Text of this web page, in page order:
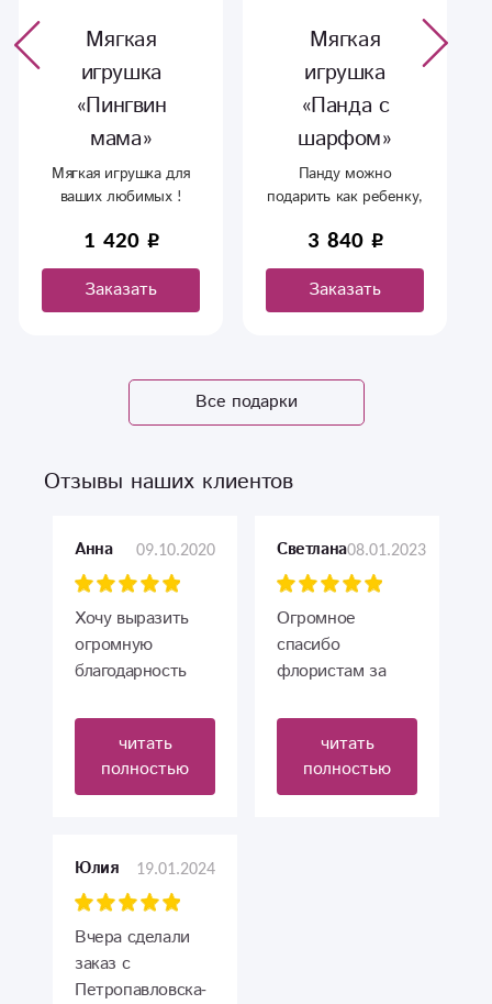
Мягкая
игрушка
«Пингвин
мама»
Мягкая игрушка для
ваших любимых !
1 420
Заказать
Мягкая
игрушка
«Панда с
шарфом»
Панду можно
подарить как ребенку,
человеку. В любом
случае она станет
символом вашей
любви и заботы.
3 840
Заказать
Все подарки
Отзывы наших клиентов
Анна 09.10.2020
Хочу выразить
огромную
благодарность
красивые букеты
и своевременное
выполнение
заказа.Уже не
делаю у вас,и
нравится.Живу в
другом городе,
теперь знаю на
кого можно
читать
полностью
Светлана08.01.2023
Огромное
спасибо
флористам за
нежный,
душевный букет.
Отдельное
спасибо команде
читать
полностью
Юлия 19.01.2024
Вчера сделали
заказ с
Петропавловска-